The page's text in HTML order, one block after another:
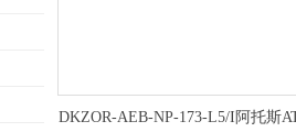
DKZOR-AEB-NP-173-L5/I阿托斯